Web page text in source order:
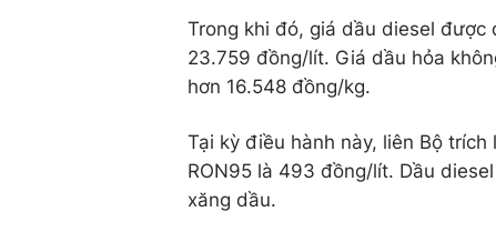
Trong khi đó, giá dầu diesel
23.759 đồng/lít. Giá dầu hỏa
hơn 16.548 đồng/kg.
Tại kỳ điều hành này, liên Bộ
RON95 là 493 đồng/lít. Dầu
xăng dầu.